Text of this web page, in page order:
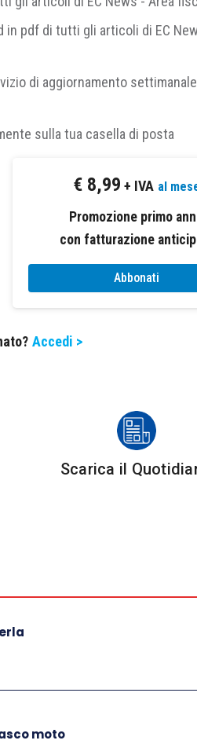
scuse.
esterne” a “cause interne”
collegata al “
corretta, non fumare o di
che ti fa essere sereno e
pdf di tutti gli articoli di EC
di aggiornamento
sulla tua casella di posta
€ 8,99 + IVA al
Promozione primo
con fatturazione
Abbonati
Accedi >
Scarica il
moto